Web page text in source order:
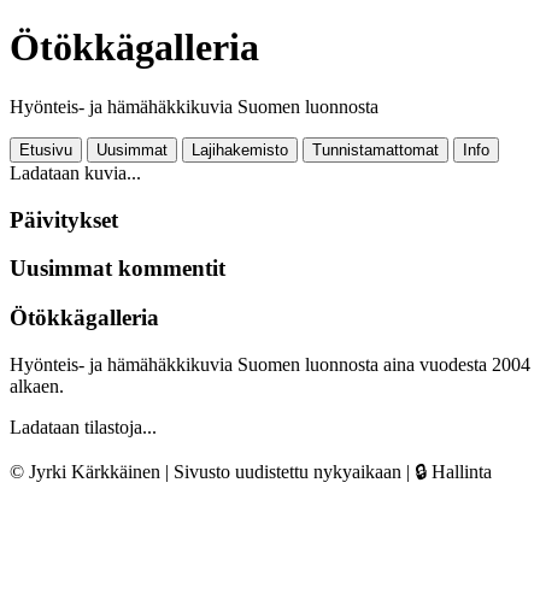
Ötökkägalleria
Hyönteis- ja hämähäkkikuvia Suomen luonnosta
Etusivu Uusimmat Lajihakemisto Tunnistamattomat Info
Ladataan kuvia...
Päivitykset
Uusimmat kommentit
Ötökkägalleria
Hyönteis- ja hämähäkkikuvia Suomen luonnosta aina vuodesta 2004
alkaen.
Ladataan tilastoja...
© Jyrki Kärkkäinen | Sivusto uudistettu nykyaikaan | 🔒 Hallinta